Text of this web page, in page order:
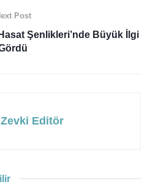
Post
Şenlikleri’nde Büyük İlgi
Editör